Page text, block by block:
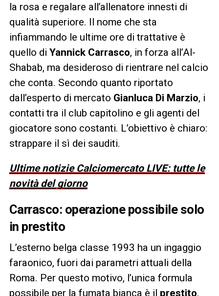
la rosa e regalare all’allenatore innesti di
qualità superiore. Il nome che sta
infiammando le ultime ore di trattative è
quello di Yannick Carrasco, in forza all’Al-
Shabab, ma desideroso di rientrare nel calcio
che conta. Secondo quanto riportato
dall’esperto di mercato Gianluca Di Marzio, i
contatti tra il club capitolino e gli agenti del
giocatore sono costanti. L’obiettivo è chiaro:
strappare il sì dei sauditi.
Ultime notizie Calciomercato LIVE: tutte le
novità del giorno
Carrasco: operazione possibile solo
in prestito
L’esterno belga classe 1993 ha un ingaggio
faraonico, fuori dai parametri attuali della
Roma. Per questo motivo, l’unica formula
possibile per la fumata bianca è il prestito.